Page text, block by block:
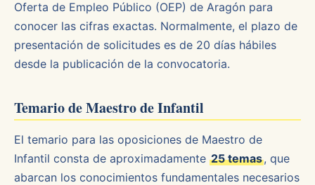
Oferta de Empleo Público (OEP) de Aragón para
conocer las cifras exactas. Normalmente, el plazo de
presentación de solicitudes es de 20 días hábiles
desde la publicación de la convocatoria.
Temario de Maestro de Infantil
El temario para las oposiciones de Maestro de
Infantil consta de aproximadamente 25 temas, que
abarcan los conocimientos fundamentales necesarios